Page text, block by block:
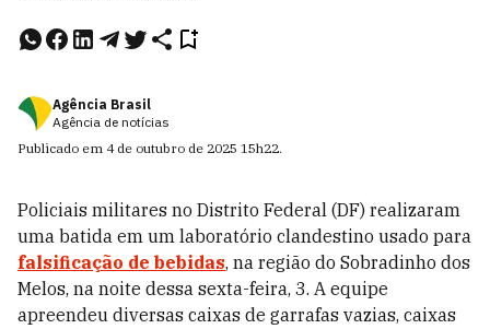
Agência Brasil
Agência de notícias
Publicado em 4 de outubro de 2025 15h22.
Policiais militares no Distrito Federal (DF) realizaram
uma batida em um laboratório clandestino usado para
falsificação de bebidas, na região do Sobradinho dos
Melos, na noite dessa sexta-feira, 3. A equipe
apreendeu diversas caixas de garrafas vazias, caixas